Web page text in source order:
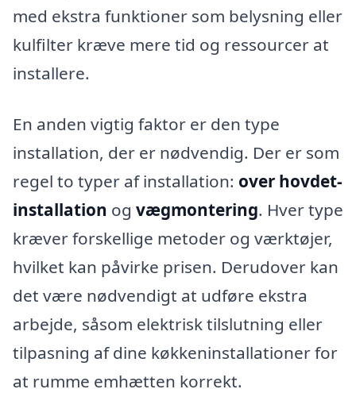
med ekstra funktioner som belysning eller
kulfilter kræve mere tid og ressourcer at
installere.
En anden vigtig faktor er den type
installation, der er nødvendig. Der er som
regel to typer af installation: over hovdet-
installation og vægmontering. Hver type
kræver forskellige metoder og værktøjer,
hvilket kan påvirke prisen. Derudover kan
det være nødvendigt at udføre ekstra
arbejde, såsom elektrisk tilslutning eller
tilpasning af dine køkkeninstallationer for
at rumme emhætten korrekt.